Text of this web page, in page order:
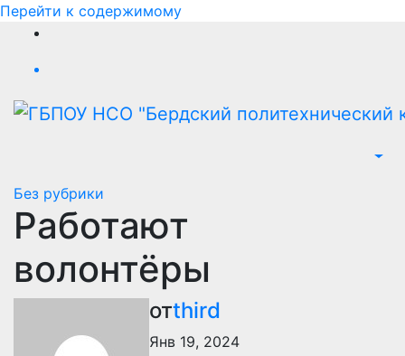
Перейти к содержимому
Без рубрики
Работают
волонтёры
отthird
Янв 19, 2024